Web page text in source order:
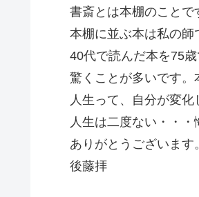
書斎とは本棚のことで
本棚に並ぶ本は私の師
40代で読んだ本を75
驚くことが多いです。
人生って、自分が変化
人生は二度ない・・・
ありがとうございます
後藤拝